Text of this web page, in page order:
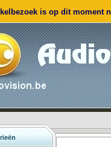
is op dit moment